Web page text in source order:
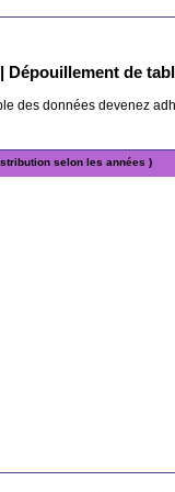
Dépouillement de
des données devenez
selon les années )